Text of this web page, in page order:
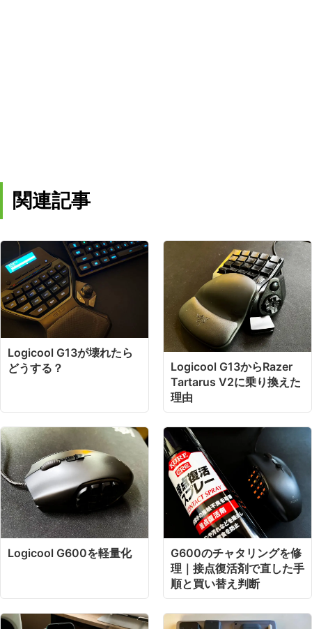
関連記事
Logicool G13が壊れたら
どうする？
Logicool G13からRazer
Tartarus V2に乗り換えた
理由
Logicool G600を軽量化
G600のチャタリングを修
理｜接点復活剤で直した手
順と買い替え判断